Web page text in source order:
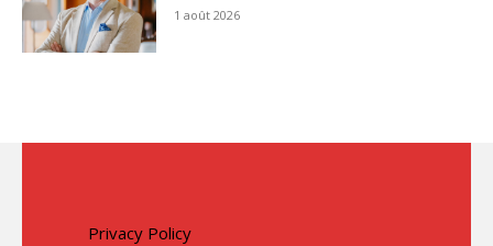
1 août 2026
Privacy Policy